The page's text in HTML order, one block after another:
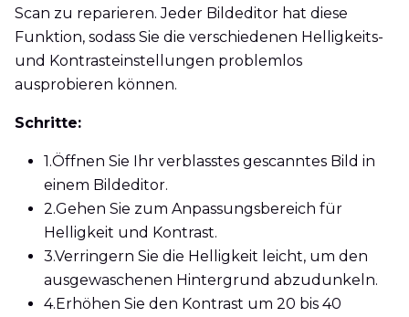
Scan zu reparieren. Jeder Bildeditor hat diese
Funktion, sodass Sie die verschiedenen Helligkeits-
und Kontrasteinstellungen problemlos
ausprobieren können.
Schritte:
1.Öffnen Sie Ihr verblasstes gescanntes Bild in
einem Bildeditor.
2.Gehen Sie zum Anpassungsbereich für
Helligkeit und Kontrast.
3.Verringern Sie die Helligkeit leicht, um den
ausgewaschenen Hintergrund abzudunkeln.
4.Erhöhen Sie den Kontrast um 20 bis 40